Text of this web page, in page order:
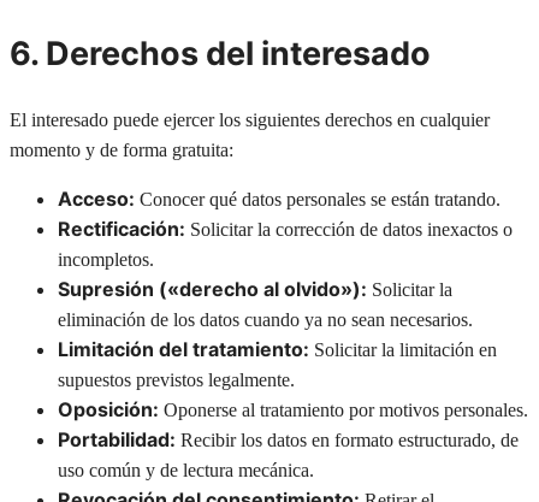
6. Derechos del interesado
El interesado puede ejercer los siguientes derechos en cualquier
momento y de forma gratuita:
Acceso: Conocer qué datos personales se están tratando.
Rectificación: Solicitar la corrección de datos inexactos o
incompletos.
Supresión («derecho al olvido»): Solicitar la
eliminación de los datos cuando ya no sean necesarios.
Limitación del tratamiento: Solicitar la limitación en
supuestos previstos legalmente.
Oposición: Oponerse al tratamiento por motivos personales.
Portabilidad: Recibir los datos en formato estructurado, de
uso común y de lectura mecánica.